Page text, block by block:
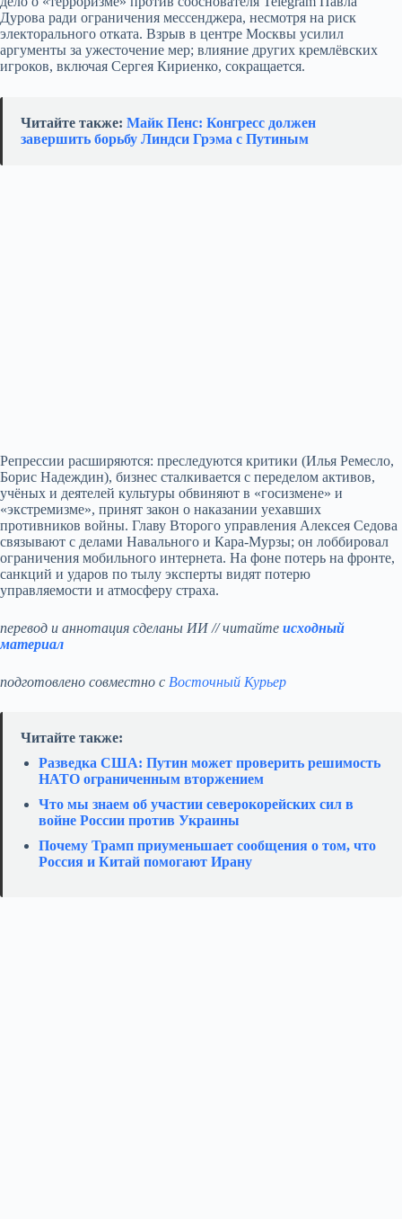
Дурова ради ограничения мессенджера, несмотря на риск
электорального отката. Взрыв в центре Москвы усилил
аргументы за ужесточение мер; влияние других кремлёвских
игроков, включая Сергея Кириенко, сокращается.
Читайте также: Майк Пенс: Конгресс должен
завершить борьбу Линдси Грэма с Путиным
Репрессии расширяются: преследуются критики (Илья Ремесло,
Борис Надеждин), бизнес сталкивается с переделом активов,
учёных и деятелей культуры обвиняют в «госизмене» и
«экстремизме», принят закон о наказании уехавших
противников войны. Главу Второго управления Алексея Седова
связывают с делами Навального и Кара‑Мурзы; он лоббировал
ограничения мобильного интернета. На фоне потерь на фронте,
санкций и ударов по тылу эксперты видят потерю
управляемости и атмосферу страха.
перевод и аннотация сделаны ИИ // читайте исходный
материал
подготовлено совместно с Восточный Курьер
Читайте также:
Разведка США: Путин может проверить решимость
НАТО ограниченным вторжением
Что мы знаем об участии северокорейских сил в
войне России против Украины
Почему Трамп приуменьшает сообщения о том, что
Россия и Китай помогают Ирану